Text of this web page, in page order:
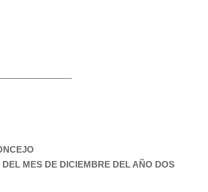
MES DE DICIEMBRE DEL AÑO DOS